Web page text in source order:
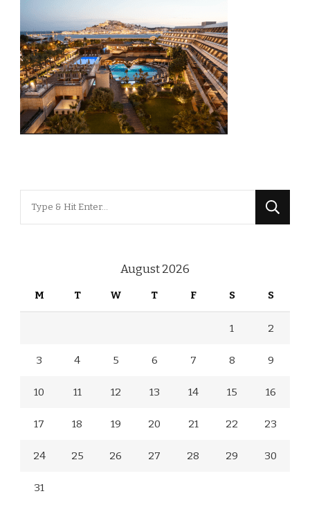
August 2026
M T W T F S S
1 2
3 4 5 6 7 8 9
10 11 12 13 14 15 16
17 18 19 20 21 22 23
24 25 26 27 28 29 30
31